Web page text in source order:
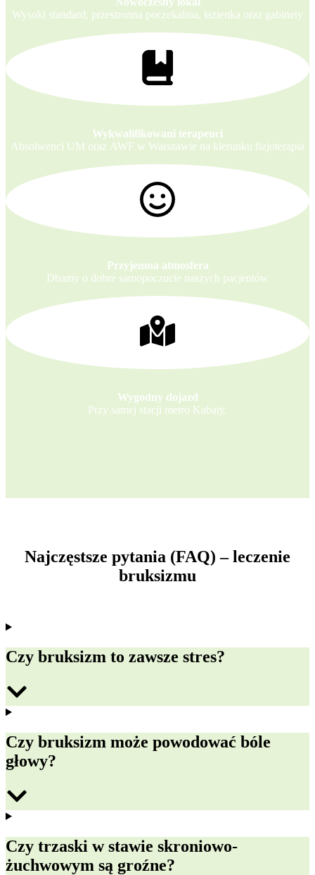
Wysoki standard, przestronna poczekalnia, łazienka oraz gabinety
Wykwalifikowani terapeuci
Absolwenci UM oraz AWF w Warszawie na kierunku fizjoterapia
Przyjemna atmosfera
Dbamy o dobre samopoczucie naszych pacjentów
Wygodny dojazd
Przy samej stacji metro Kabaty.
Najczęstsze pytania (FAQ) – leczenie
bruksizmu
Czy bruksizm to zawsze stres?
Czy bruksizm może powodować bóle
głowy?
Czy trzaski w stawie skroniowo-
żuchwowym są groźne?